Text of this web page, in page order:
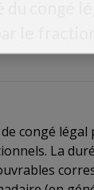
du congé
congé
La